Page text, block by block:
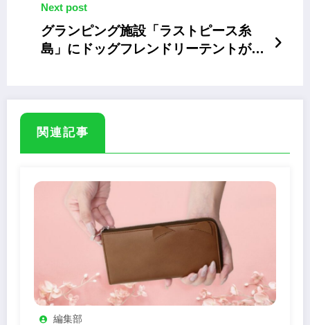
Next post
グランピング施設「ラストピース糸
島」にドッグフレンドリーテントが登
関連記事
編集部